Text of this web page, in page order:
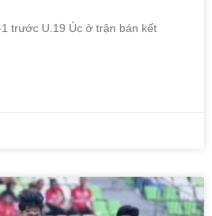
trước U.19 Úc ở trận bán kết